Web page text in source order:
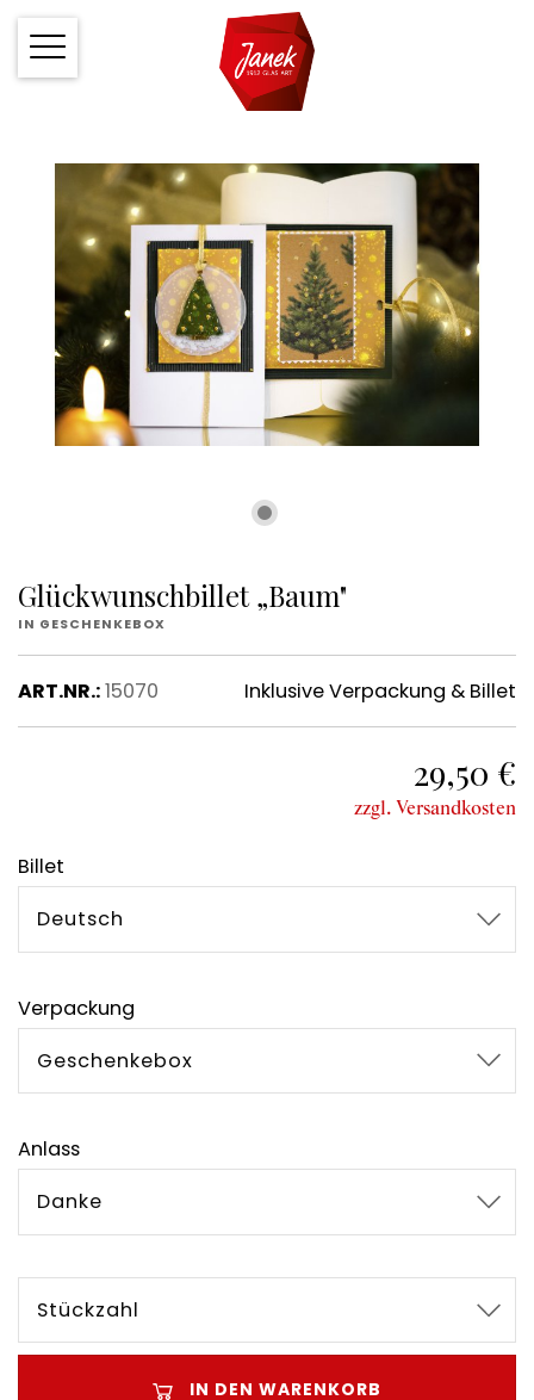
Glückwunschbillet „Baum"
IN GESCHENKEBOX
ART.NR.:15070 Inklusive Verpackung & Billet
29,50 €
zzgl. Versandkosten
Billet
Deutsch
Verpackung
Geschenkebox
Anlass
Danke
Stückzahl
IN DEN WARENKORB